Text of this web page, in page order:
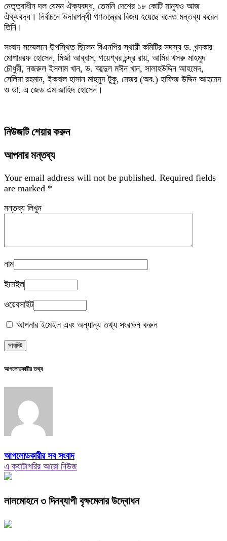
নেতৃত্বাধীন দল যেমন ঐক্যবদ্ধ, তেমনি দেশের ১৮ কোটি মানুষও আজ
ঐক্যবদ্ধ। নির্বাচনে উদারপন্থী গণতন্ত্রের বিজয় হয়েছে বলেও মন্তব্য করেন
তিনি।
সংবাদ সম্মেলনে উপস্থিত ছিলেন বিএনপির স্থায়ী কমিটির সদস্য ড. খন্দকার
মোশাররফ হোসেন, মির্জা আব্বাস, গয়েশ্বর চন্দ্র রায়, আমির খসরু মাহমুদ
চৌধুরী, নজরুল ইসলাম খান, ড. আব্দুল মঈন খান, সালাহউদ্দিন আহমেদ,
সেলিমা রহমান, ইকবাল হাসান মাহমুদ টুকু, মেজর (অব.) হাফিজ উদ্দিন আহমেদ
ও ডা. এ জেড এম জাহিদ হোসেন।
নিউজটি শেয়ার করুন
আপনার মন্তব্য
Your email address will not be published. Required fields
are marked *
মন্তব্য লিখুন
নাম
ইমেইল
ওয়েবসাইট
আপনার ইমেইল এবং অন্যান্য তথ্য সংরক্ষন করুন
আপলোডকারীর তথ্য
আপলোডকারীর সব সংবাদ
এ ক্যাটাগরির আরো নিউজ
লালমোহনে ৩ দিনব্যাপী বৃক্ষমেলার উদ্বোধন